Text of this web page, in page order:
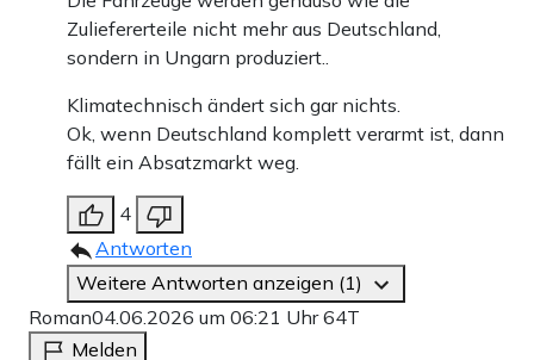
Zuliefererteile nicht mehr aus Deutschland,
sondern in Ungarn produziert..
Klimatechnisch ändert sich gar nichts.
Ok, wenn Deutschland komplett verarmt ist, dann
fällt ein Absatzmarkt weg.
4
Antworten
Weitere Antworten anzeigen (1)
Roman04.06.2026 um 06:21 Uhr64T
Melden